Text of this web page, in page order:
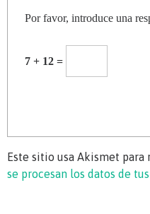
Por favor, introduce una
7 + 12 =
Este sitio usa Akismet para
se procesan los datos de